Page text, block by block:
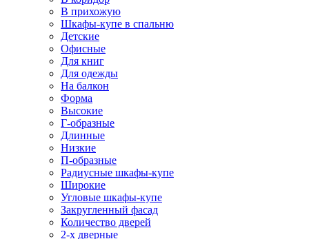
В прихожую
Шкафы-купе в спальню
Детские
Офисные
Для книг
Для одежды
На балкон
Форма
Высокие
Г-образные
Длинные
Низкие
П-образные
Радиусные шкафы-купе
Широкие
Угловые шкафы-купе
Закругленный фасад
Количество дверей
2-х дверные